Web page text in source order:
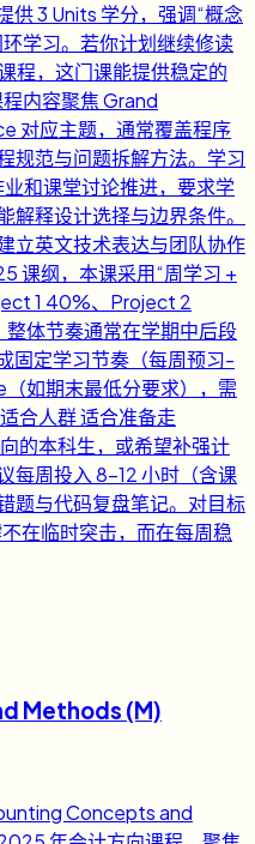
供 3 Units 学分，强调“概念
学习。若你计划继续修读
程，这门课能提供稳定的
内容聚焦 Grand
对应主题，通常覆盖程序
规范与问题拆解方法。学习
和课堂讨论推进，要求学
解释设计选择与边界条件。
立英文技术表达与团队协作
课纲，本课采用“周学习 +
1 40%、Project 2
体节奏通常在学期中后段
固定学习节奏（每周预习-
如期末最低分要求），需
合人群 适合准备走
的本科生，或希望补强计
每周投入 8-12 小时（含课
题与代码复盘笔记。对目标
在临时突击，而在每周稳
Methods (M)
Concepts and